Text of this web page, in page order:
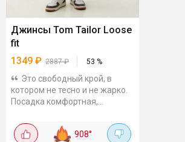
Джинсы Tom Tailor Loose
fit
1349 ₽ 2887₽ 53 %
Это свободный крой, в
котором не тесно и не жарко.
Посадка комфортная,
течение дня сидеть, ходить и
нагибаться комфортно.
908°